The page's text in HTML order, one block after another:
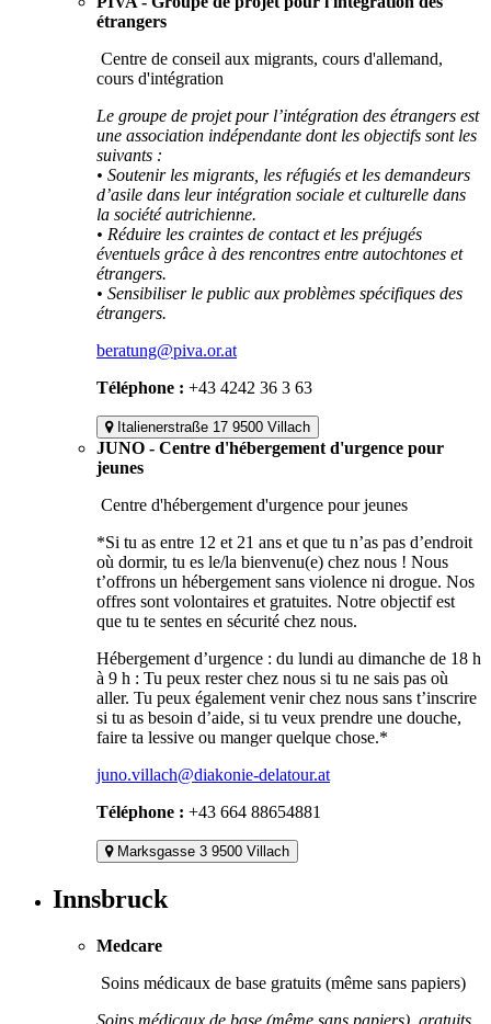
étrangers
Centre de conseil aux migrants, cours d'allemand,
cours d'intégration
Le groupe de projet pour l’intégration des étrangers est
une association indépendante dont les objectifs sont les
suivants :
• Soutenir les migrants, les réfugiés et les demandeurs
d’asile dans leur intégration sociale et culturelle dans
la société autrichienne.
• Réduire les craintes de contact et les préjugés
éventuels grâce à des rencontres entre autochtones et
étrangers.
• Sensibiliser le public aux problèmes spécifiques des
étrangers.
beratung@piva.or.at
Téléphone : +43 4242 36 3 63
Italienerstraße 17 9500 Villach
JUNO - Centre d'hébergement d'urgence pour
jeunes
Centre d'hébergement d'urgence pour jeunes
*Si tu as entre 12 et 21 ans et que tu n’as pas d’endroit
où dormir, tu es le/la bienvenu(e) chez nous ! Nous
t’offrons un hébergement sans violence ni drogue. Nos
offres sont volontaires et gratuites. Notre objectif est
que tu te sentes en sécurité chez nous.
Hébergement d’urgence : du lundi au dimanche de 18 h
à 9 h : Tu peux rester chez nous si tu ne sais pas où
aller. Tu peux également venir chez nous sans t’inscrire
si tu as besoin d’aide, si tu veux prendre une douche,
faire ta lessive ou manger quelque chose.*
juno.villach@diakonie-delatour.at
Téléphone : +43 664 88654881
Marksgasse 3 9500 Villach
Innsbruck
Medcare
Soins médicaux de base gratuits (même sans papiers)